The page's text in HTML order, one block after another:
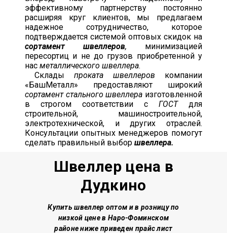
эффективному партнерству постоянно
расширяя круг клиентов, мы предлагаем
надежное сотрудничество, которое
подтверждается системой оптовых скидок на
сортамент швеллеров, минимизацией
пересортиц и не до грузов приобретенной у
нас металлического швеллера.
Склады проката швеллеров компании
«БашМеталл» предоставляют широкий
сортамент стального швеллера изготовленной
в строгом соответствии с ГОСТдля
строительной, машиностроительной,
электротехнической, и других отраслей.
Консультации опытных менеджеров помогут
сделать правильный выбор швеллера.
Швеллер цена в
Дудкино
Купить швеллер оптом и в розницу по
низкой ценев Наро-Фоминском
районениже приведен прайс лист